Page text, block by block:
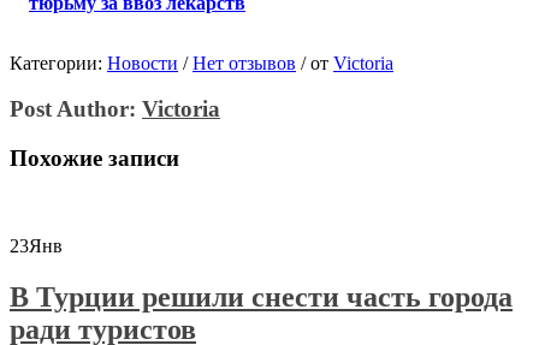
Категории: Новости / Нет отзывов /от Victoria
Post Author: Victoria
Похожие записи
23Янв
В Турции решили снести часть города
ради туристов